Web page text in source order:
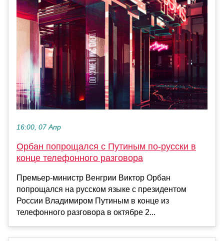
16:00, 07 Апр
Орбан попрощался с Путиным по-русски в
конце телефонного разговора
Премьер-министр Венгрии Виктор Орбан
попрощался на русском языке с президентом
России Владимиром Путиным в конце из
телефонного разговора в октябре 2...